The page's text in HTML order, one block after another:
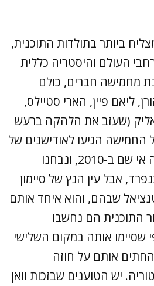
ביותר בתולדות התוכנית,
העולם והיסטריה כללית
מחמישה חברים, כולם
ליאם פיין, הארי סטיילס,
מאליק (שעזב את הלהקה ברעש
החמישה הגיעו לאודישנים של
״אקס פקטור״ בריטניה אי שם ב-2010, ונבחנו
אבל עין הנץ של סיימון
שבהם, והוא איחד אותם
התוכנית הם נחשבו
שסיימו אותה במקום השלישי
אותם על חוזה
יש הטוענים שבזכות וואן